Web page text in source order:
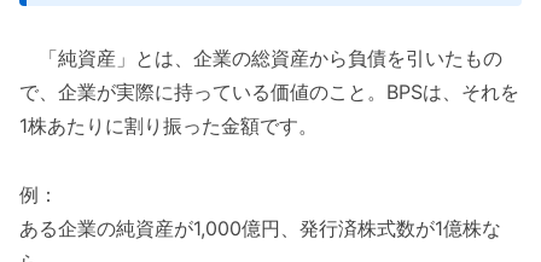
「純資産」とは、企業の総資産から負債を引いたもの
で、企業が実際に持っている価値のこと。BPSは、それを
1株あたりに割り振った金額です。
例：
ある企業の純資産が1,000億円、発行済株式数が1億株な